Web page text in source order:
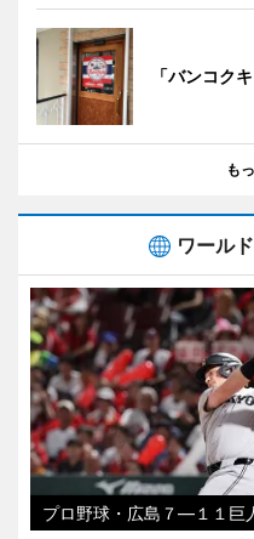
「バンコク
も
ワール
プロ野球・広島７―１１巨